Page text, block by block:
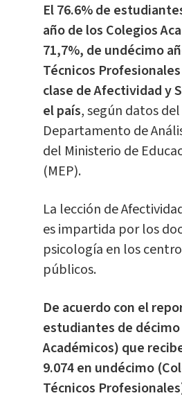
El 76.6% de
año de los Colegios
71,7%, de undécimo
Técnicos
clase de Afectividad y
el país, según datos del
Departamento de
del Ministerio de
(MEP).
La lección de
es impartida por los
psicología en los
públicos.
De acuerdo con el
estudiantes de
Académicos) que
9.074 en undécimo
Técnicos